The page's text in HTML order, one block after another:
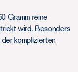
Gramm reine
wird. Besonders
komplizierten